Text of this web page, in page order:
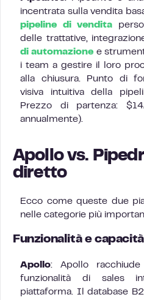
incentrata sulla vendita
pipeline di vendita
delle trattative,
di automazione e
i team a gestire il loro
alla chiusura. Punto di
visiva intuitiva della
Prezzo di partenza:
annualmente).
Apollo vs.
diretto
Ecco come queste due
nelle categorie più
Funzionalità e capacità
Apollo: Apollo
funzionalità di sales
piattaforma. Il database